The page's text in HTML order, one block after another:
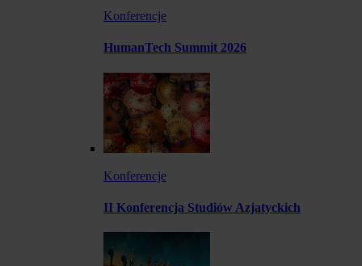
Konferencje
HumanTech Summit 2026
Konferencje
II Konferencja Studiów Azjatyckich